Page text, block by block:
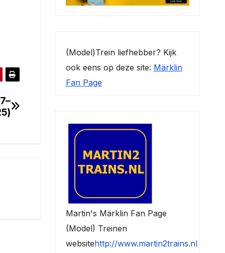
(Model)Trein liefhebber? Kijk
ook eens op deze site: Märklin
Fan Page
Martin's Märklin Fan Page
(Model) Treinen
websitehttp://www.martin2trains.nl